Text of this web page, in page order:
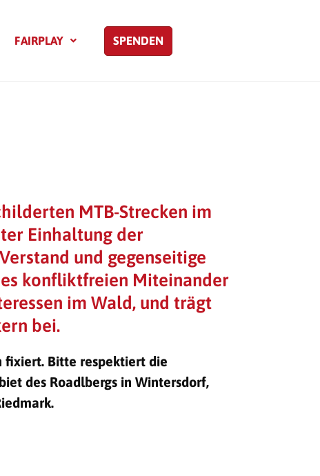
FAIRPLAY SPENDEN
MTB-Strecken im
Einhaltung der
und gegenseitige
konfliktfreien Miteinander
im Wald, und trägt
bei.
fixiert. Bitte respektiert die
des Roadlbergs in Wintersdorf,